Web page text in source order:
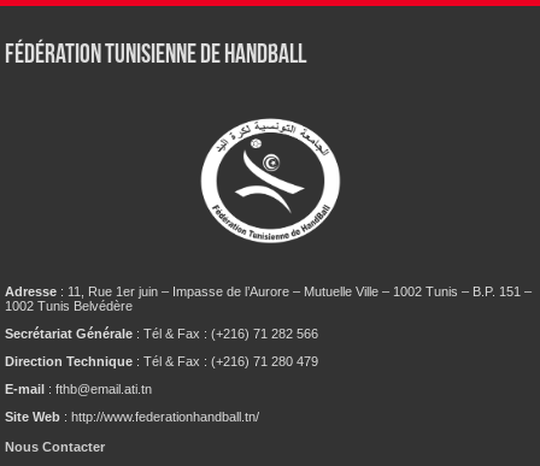
Fédération tunisienne de Handball
Adresse : 11, Rue 1er juin – Impasse de l’Aurore – Mutuelle Ville – 1002 Tunis – B.P. 151 –
1002 Tunis Belvédère
Secrétariat Générale : Tél & Fax : (+216) 71 282 566
Direction Technique : Tél & Fax : (+216) 71 280 479
E-mail : fthb@email.ati.tn
Site Web : http://www.federationhandball.tn/
Nous Contacter